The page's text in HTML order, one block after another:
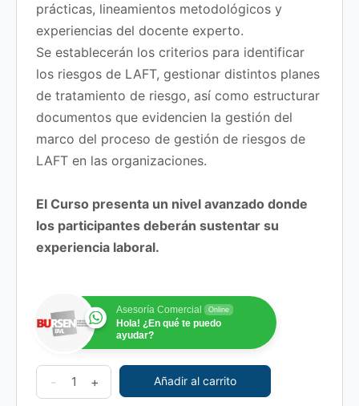
prácticas, lineamientos metodológicos y
experiencias del docente experto.
Se establecerán los criterios para identificar
los riesgos de LAFT, gestionar distintos planes
de tratamiento de riesgo, así como estructurar
documentos que evidencien la gestión del
marco del proceso de gestión de riesgos de
LAFT en las organizaciones.
El Curso presenta un nivel avanzado donde
los participantes deberán sustentar su
experiencia laboral.
Asesoría Comercial Online
Hola! ¿En qué te puedo
ayudar?
Curso
de
- + Añadir al carrito